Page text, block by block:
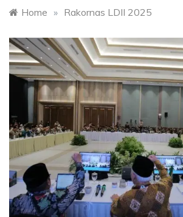
Home » Rakornas LDII 2025